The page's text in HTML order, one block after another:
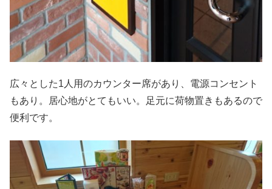
広々とした1人用のカウンター席があり、電源コンセント
もあり。居心地がとてもいい。足元に荷物置きもあるので
便利です。